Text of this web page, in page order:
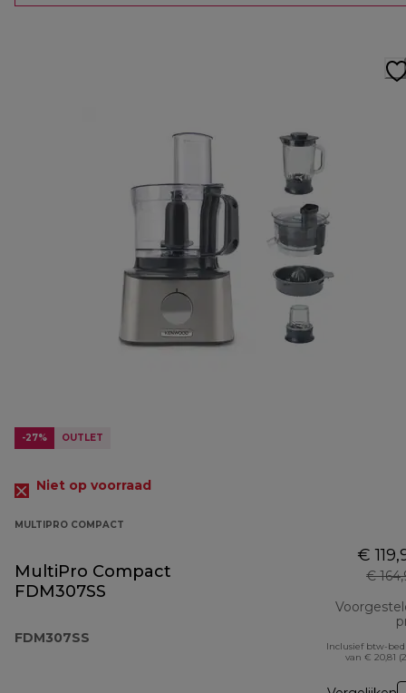
-27% OUTLET
Niet op voorraad
MULTIPRO COMPACT
MultiPro Compact
FDM307SS
FDM307SS
€
€
Inclusief btw-
van € 20,81